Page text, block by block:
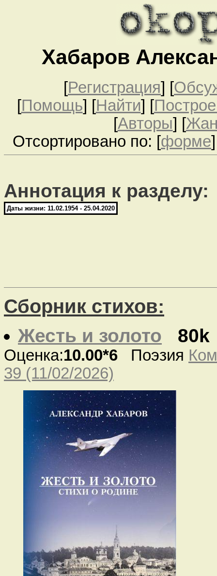
Хабаров
[Регистрация] [
[Помощь] [Найти] [
[Авторы] [
Отсортировано по: [форме
Аннотация к разделу:
Даты жизни: 11.02.1954 - 25.04.2020
Сборник стихов:
Жесть и золото 80k
Оценка:10.00*6 Поэзия
39 (11/02/2026)